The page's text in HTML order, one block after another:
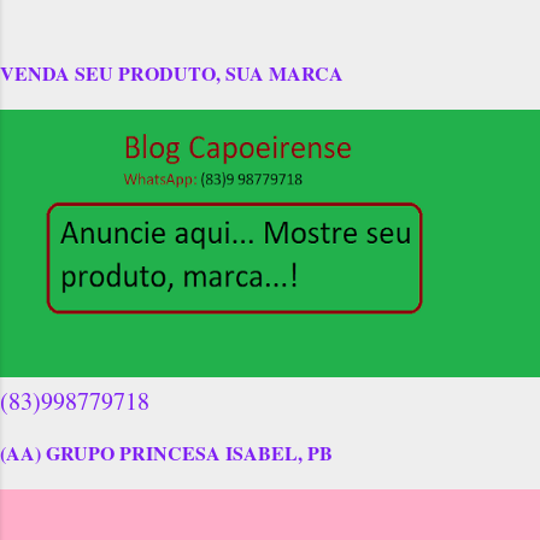
VENDA SEU PRODUTO, SUA MARCA
(83)998779718
(AA) GRUPO PRINCESA ISABEL, PB